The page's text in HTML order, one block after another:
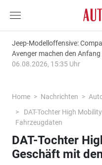
Jeep-Modelloffensive:
Avenger machen den Anfang
06.08.2026, 15:35 Uhr
Home Nachrichten
DAT-Tochter High
Fahrzeugdaten
DAT-Tochter
Geschäft mit